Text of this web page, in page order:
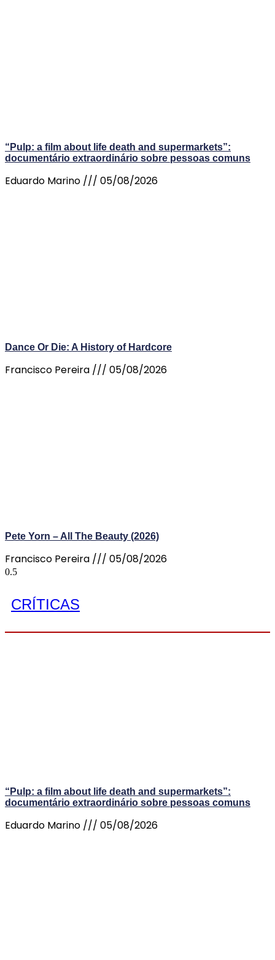
“Pulp: a film about life death and supermarkets”:
documentário extraordinário sobre pessoas comuns
Eduardo Marino 05/08/2026
Dance Or Die: A History of Hardcore
Francisco Pereira 05/08/2026
Pete Yorn – All The Beauty (2026)
Francisco Pereira 05/08/2026
CRÍTICAS
“Pulp: a film about life death and supermarkets”:
documentário extraordinário sobre pessoas comuns
Eduardo Marino 05/08/2026